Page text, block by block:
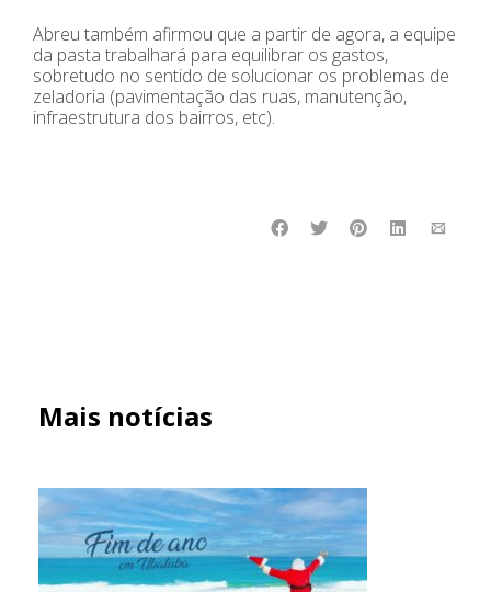
Abreu também afirmou que a partir de agora, a equipe
da pasta trabalhará para equilibrar os gastos,
sobretudo no sentido de solucionar os problemas de
zeladoria (pavimentação das ruas, manutenção,
infraestrutura dos bairros, etc).
Mais notícias